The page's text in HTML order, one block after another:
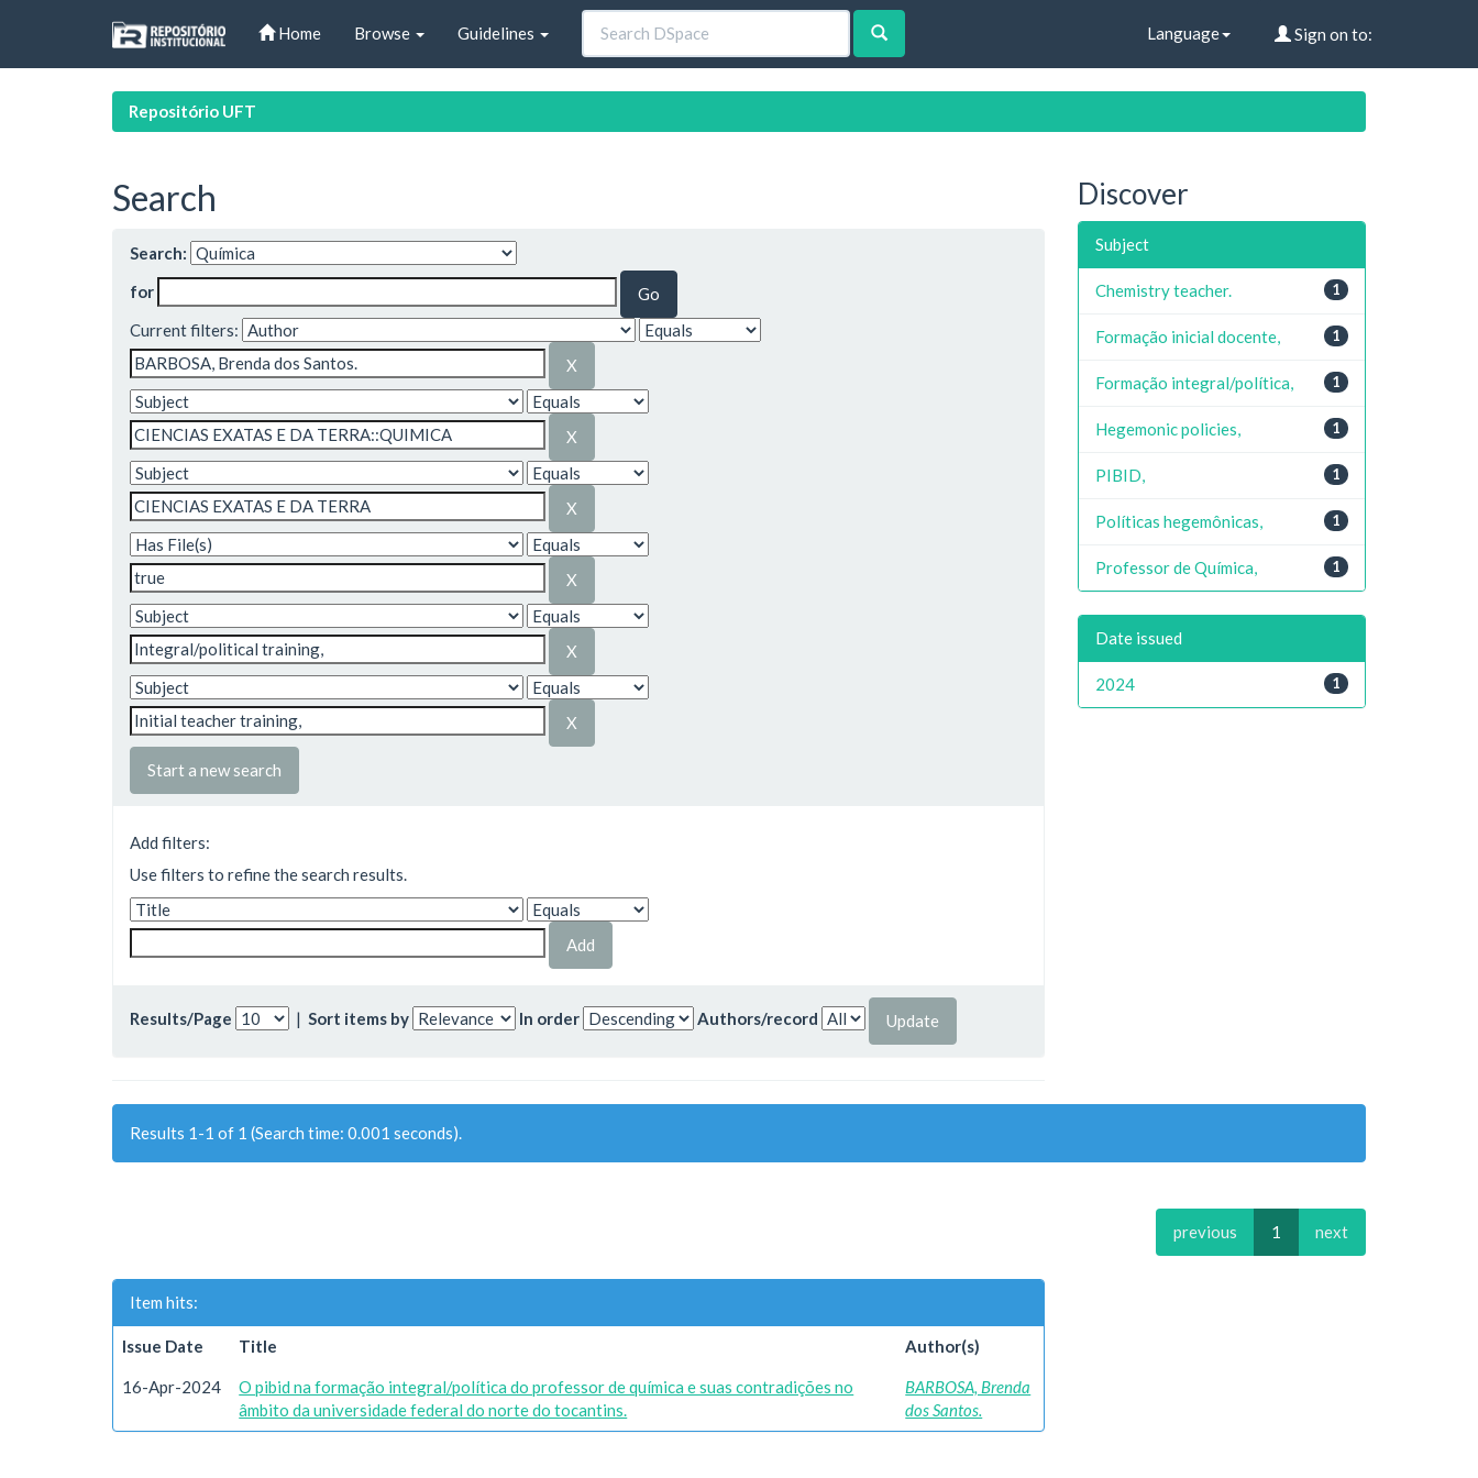
Home Browse Guidelines Language Sign on to:
Repositório UFT
Search
Search:
for
Current filters:
Start a new search
Add filters:
Use filters to refine the search results.
Results/Page | Sort items by In order Authors/record
Results 1-1 of 1 (Search time: 0.001 seconds).
previous 1 next
Item hits:
Issue Date Title Author(s)
16-Apr-2024
O pibid na formação integral/política do professor de química e suas contradições no
âmbito da universidade federal do norte do tocantins.
BARBOSA, Brenda
dos Santos.
Discover
Subject
1
Chemistry teacher.
1
Formação inicial docente,
1
Formação integral/política,
1
Hegemonic policies,
1
PIBID,
1
Políticas hegemônicas,
1
Professor de Química,
Date issued
1
2024